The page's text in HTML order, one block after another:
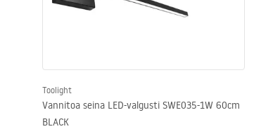
Toolight
Vannitoa seina LED-valgusti SWE035-1W 60cm
BLACK